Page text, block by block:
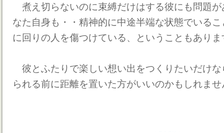
煮え切らないのに束縛だけはする彼にも問題
なた自身も・・精神的に中途半端な状態でいる
に回りの人を傷つけている、ということもありま
彼とふたりで楽しい想い出をつくりたいだけ
られる前に距離を置いた方がいいのかもしれませ